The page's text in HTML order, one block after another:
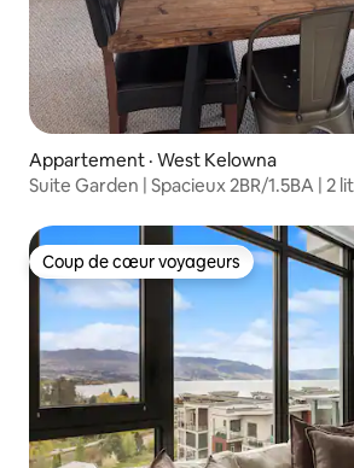
Appartement · West Kelowna
Suite Garden | Spacieux 2BR/1.5BA | 2
Coup de cœur voyageurs
Coup de cœur voyageurs